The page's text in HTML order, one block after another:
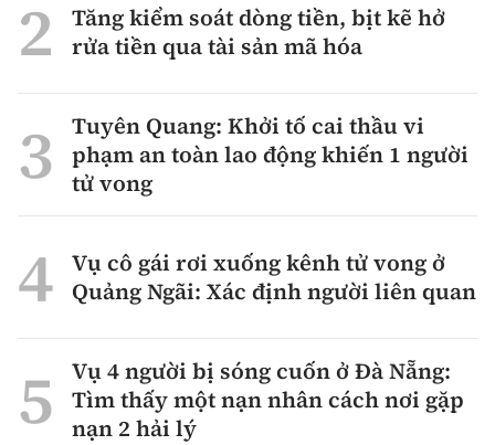
Tăng kiểm soát dòng tiền, bịt kẽ hở
rửa tiền qua tài sản mã hóa
Tuyên Quang: Khởi tố cai thầu vi
phạm an toàn lao động khiến 1 người
tử vong
Vụ cô gái rơi xuống kênh tử vong ở
Quảng Ngãi: Xác định người liên quan
Vụ 4 người bị sóng cuốn ở Đà Nẵng:
Tìm thấy một nạn nhân cách nơi gặp
nạn 2 hải lý